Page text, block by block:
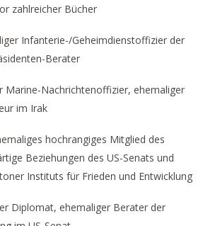
zahlreicher Bücher
Infanterie-/Geheimdienstoffizier der
Berater
Marine-Nachrichtenoffizier, ehemaliger
im Irak
hochrangiges Mitglied des
Beziehungen des US-Senats und
Instituts für Frieden und Entwicklung
Diplomat, ehemaliger Berater der